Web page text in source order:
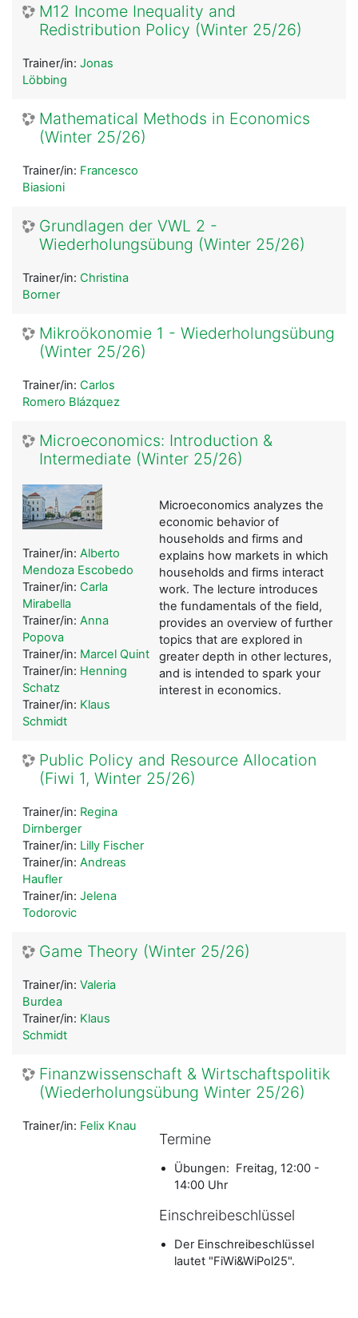
M12 Income Inequality and
Redistribution Policy (Winter 25/26)
Trainer/in: Jonas
Löbbing
Mathematical Methods in Economics
(Winter 25/26)
Trainer/in: Francesco
Biasioni
Grundlagen der VWL 2 -
Wiederholungsübung (Winter 25/26)
Trainer/in: Christina
Borner
Mikroökonomie 1 - Wiederholungsübung
(Winter 25/26)
Trainer/in: Carlos
Romero Blázquez
Microeconomics: Introduction &
Intermediate (Winter 25/26)
Microeconomics analyzes the
economic behavior of
households and firms and
explains how markets in which
households and firms interact
work. The lecture introduces
the fundamentals of the field,
provides an overview of further
topics that are explored in
greater depth in other lectures,
and is intended to spark your
interest in economics.
Trainer/in: Alberto
Mendoza Escobedo
Trainer/in: Carla
Mirabella
Trainer/in: Anna
Popova
Trainer/in: Marcel Quint
Trainer/in: Henning
Schatz
Trainer/in: Klaus
Schmidt
Public Policy and Resource Allocation
(Fiwi 1, Winter 25/26)
Trainer/in: Regina
Dirnberger
Trainer/in: Lilly Fischer
Trainer/in: Andreas
Haufler
Trainer/in: Jelena
Todorovic
Game Theory (Winter 25/26)
Trainer/in: Valeria
Burdea
Trainer/in: Klaus
Schmidt
Finanzwissenschaft & Wirtschaftspolitik
(Wiederholungsübung Winter 25/26)
Termine
Übungen: Freitag, 12:00 -
14:00 Uhr
Einschreibeschlüssel
Der Einschreibeschlüssel
lautet "FiWi&WiPol25".
Trainer/in: Felix Knau